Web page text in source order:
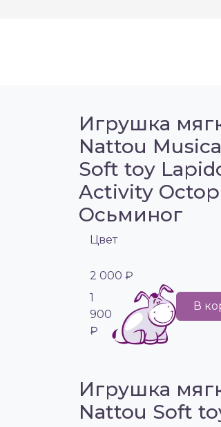
Игрушка
Nattou
Soft toy
Activity
Осьминог
Цвет
2 000 ₽
1
900
₽
В
Игрушка
Nattou Soft